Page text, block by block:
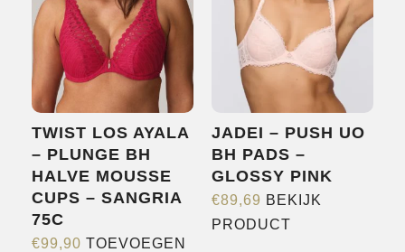
MERKEN
CONTACT
TWIST LOS AYALA
– PLUNGE BH
HALVE MOUSSE
CUPS – SANGRIA
75C
€99,90 TOEVOEGEN
JADEI – PUSH UO
BH PADS –
GLOSSY PINK
€89,69 BEKIJK
PRODUCT